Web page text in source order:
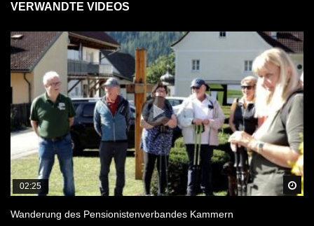
VERWANDTE VIDEOS
02:25
Wanderung des Pensionistenverbandes Kammern